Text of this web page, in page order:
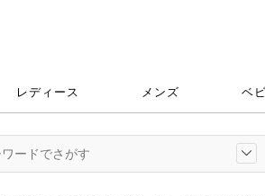
レディース メンズ ベ